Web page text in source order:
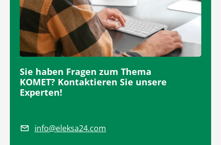
Sie haben Fragen zum Thema
KOMET? Kontaktieren Sie unsere
Experten!
info@eleksa24.com